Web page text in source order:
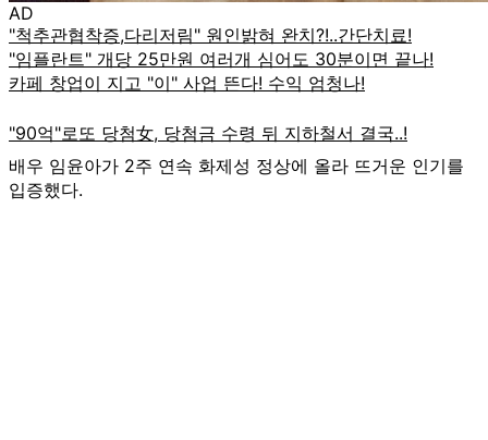
AD
배우 임윤아가 2주 연속 화제성 정상에 올라 뜨거운 인기를
입증했다.